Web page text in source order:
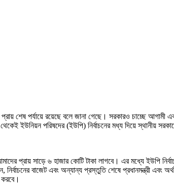
শেষ পর্যায়ে রয়েছে বলে জানা গেছে। সরকারও চাচ্ছে আগামী
পরিষদের (ইউপি) নির্বাচনের মধ্য দিয়ে স্থানীয় সরকারের
প্রায় সাড়ে ৬ হাজার কোটি টাকা লাগবে। এর মধ্যে ইউপি
বাজেট এবং অন্যান্য প্রস্তুতি শেষে প্রধানমন্ত্রী এবং